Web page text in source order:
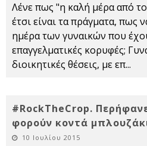
Λένε πως "η καλή μέρα από
έτσι είναι τα πράγματα, πως
ημέρα των γυναικών που
επαγγελματικές κορυφές;
διοικητικές θέσεις, με επ...
#RockTheCrop.
φορούν κοντά
10 Ιουλίου 2015